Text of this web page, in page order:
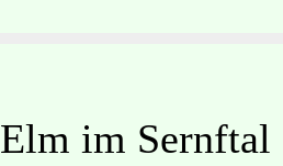
Elm im Sernftal